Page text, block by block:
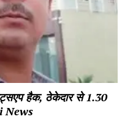
हैक, ठेकेदार से 1.30
News